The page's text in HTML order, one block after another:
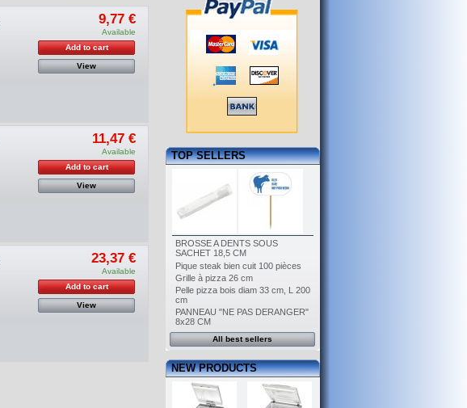
9,77 €
Available
Add to cart
View
11,47 €
Available
Add to cart
View
23,37 €
Available
Add to cart
View
TOP SELLERS
BROSSE A DENTS SOUS
SACHET 18,5 CM
Pique steak bien cuit 100 pièces
Grille à pizza 26 cm
Pelle pizza bois diam 33 cm, L 200
cm
PANNEAU "NE PAS DERANGER"
8x28 CM
All best sellers
NEW PRODUCTS